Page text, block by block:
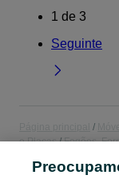
1 de 3
Seguinte
e Placas
Fogões,